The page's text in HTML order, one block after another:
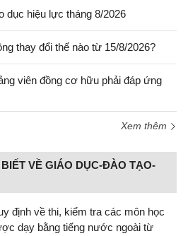
dục hiệu lực tháng 8/2026
thay đổi thế nào từ 15/8/2026?
viên đồng cơ hữu phải đáp ứng
Xem thêm
VỀ GIÁO DỤC-ĐÀO TẠO-
định về thi, kiểm tra các môn học
dạy bằng tiếng nước ngoài từ